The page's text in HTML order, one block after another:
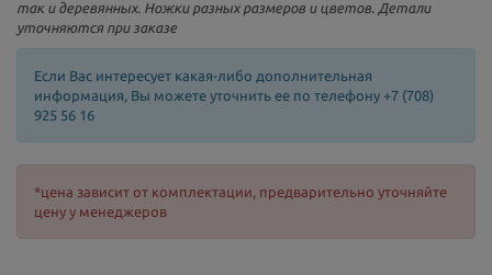
так и деревянных. Ножки разных размеров и цветов. Детали
уточняются при заказе
Если Вас интересует какая-либо дополнительная
информация, Вы можете уточнить ее по телефону +7 (708)
925 56 16
*цена зависит от комплектации, предварительно уточняйте
цену у менеджеров